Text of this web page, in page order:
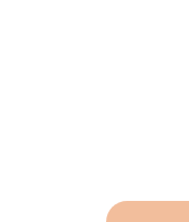
Contato